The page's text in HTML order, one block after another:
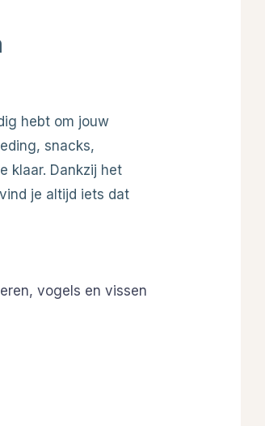
hebt om jouw
snacks,
klaar. Dankzij het
je altijd iets dat
vogels en vissen